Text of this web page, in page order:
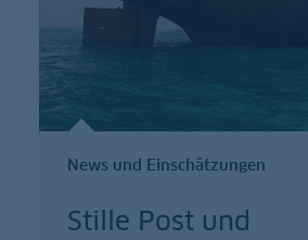
News und Einschätzungen
Stille Post und